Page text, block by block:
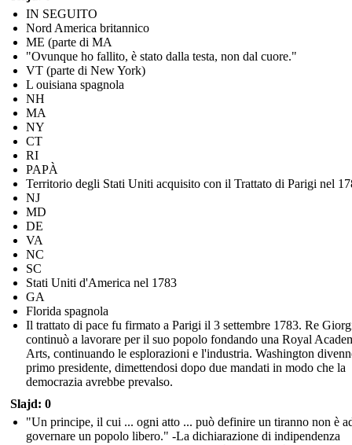
IN SEGUITO
Nord America britannico
ME (parte di MA
"Ovunque ho fallito, è stato dalla testa, non dal cuore."
VT (parte di New York)
L ouisiana spagnola
NH
MA
NY
CT
RI
PAPÀ
Territorio degli Stati Uniti acquisito con il Trattato di Parigi nel
NJ
MD
DE
VA
NC
SC
Stati Uniti d'America nel 1783
GA
Florida spagnola
Il trattato di pace fu firmato a Parigi il 3 settembre 1783. Re
continuò a lavorare per il suo popolo fondando una Royal
Arts, continuando le esplorazioni e l'industria. Washington
primo presidente, dimettendosi dopo due mandati in modo che la
democrazia avrebbe prevalso.
Slajd: 0
"Un principe, il cui ... ogni atto ... può definire un tiranno non è
governare un popolo libero." -La dichiarazione di indipendenza